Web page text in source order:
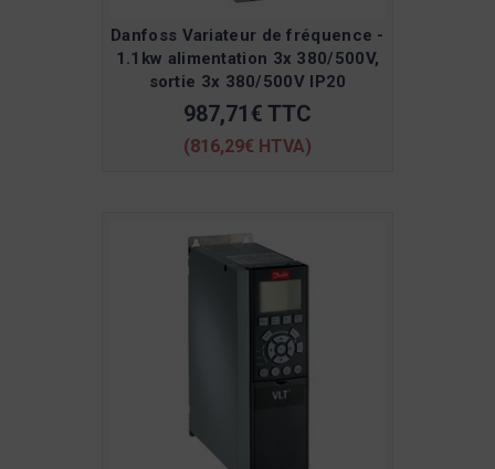
Danfoss Variateur de fréquence -
1.1kw alimentation 3x 380/500V,
sortie 3x 380/500V IP20
987,71€ TTC
(816,29€ HTVA)